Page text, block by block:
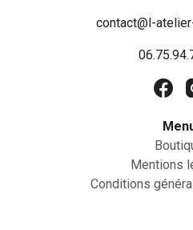
contact@l-
Mentions
Conditions